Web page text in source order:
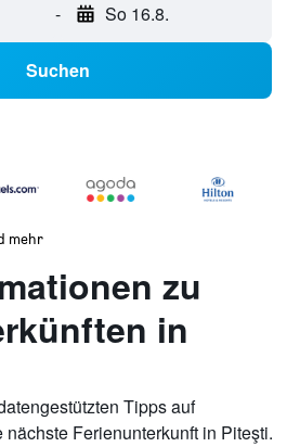
- So 16.8.
Suchen
mehr
zu
in
Tipps auf
Ferienunterkunft in Piteşti.